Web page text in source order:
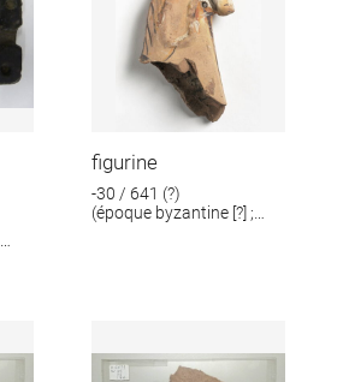
figurine
-30 / 641 (?)
(époque byzantine [?] ;